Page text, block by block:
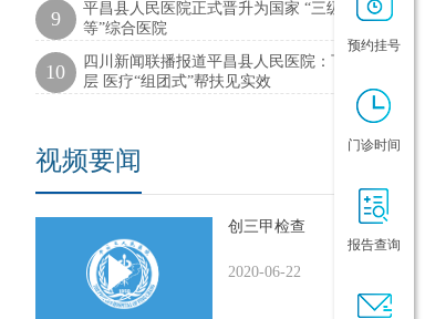
预约挂号
门诊时间
报告查询
9
平昌县人民医院正式晋升为国家 “三级甲
等”综合医院
10
四川新闻联播报道平昌县人民医院：下沉基
层 医疗“组团式”帮扶见实效
视频要闻
创三甲检查
2020-06-22